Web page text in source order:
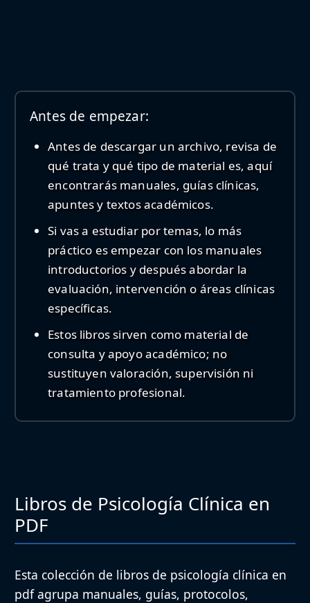
Antes de empezar:
Antes de descargar un archivo, revisa de
qué trata y qué tipo de material es, aquí
encontrarás manuales, guías clínicas,
apuntes y textos académicos.
Si vas a estudiar por temas, lo más
práctico es empezar con los manuales
introductorios y después abordar la
evaluación, intervención o áreas clínicas
específicas.
Estos libros sirven como material de
consulta y apoyo académico; no
sustituyen valoración, supervisión ni
tratamiento profesional.
Libros de Psicología Clínica en
PDF
Esta colección de libros de psicología clínica en
pdf agrupa manuales, guías, protocolos,